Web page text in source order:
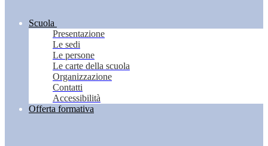
Scuola
Presentazione
Le sedi
Le persone
Le carte della scuola
Organizzazione
Contatti
Accessibilità
Offerta formativa